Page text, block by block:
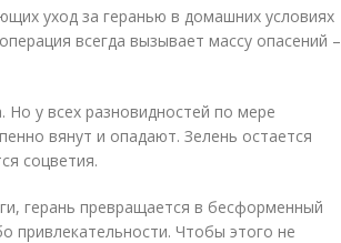
уход за геранью в домашних условиях
всегда вызывает массу опасений –
Но у всех разновидностей по мере
вянут и опадают. Зелень остается
соцветия.
герань превращается в бесформенный
привлекательности. Чтобы этого не